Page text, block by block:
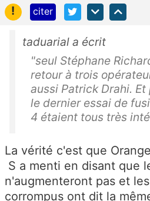
!
citer
taduarial a écrit
"seul Stéphane
retour à trois
aussi Patrick Drahi.
le dernier essai de
4 étaient tous très
La vérité c'est que
S a menti en disant que
n'augmenteront pas et
corrompus ont dit la